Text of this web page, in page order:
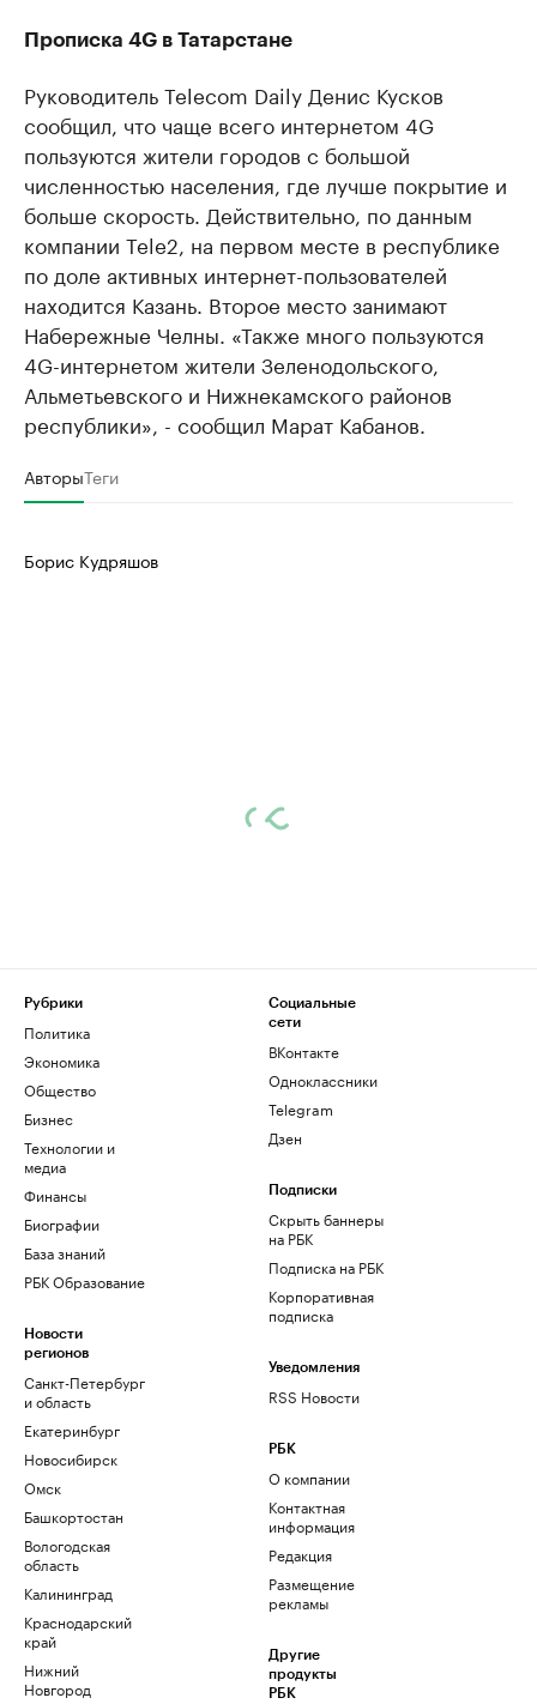
Прописка 4G в Татарстане
Руководитель Telecom Daily Денис Кусков
сообщил, что чаще всего интернетом 4G
пользуются жители городов с большой
численностью населения, где лучше покрытие и
больше скорость. Действительно, по данным
компании Tele2, на первом месте в республике
по доле активных интернет-пользователей
находится Казань. Второе место занимают
Набережные Челны. «Также много пользуются
4G-интернетом жители Зеленодольского,
Альметьевского и Нижнекамского районов
республики», - сообщил Марат Кабанов.
АвторыТеги
Борис Кудряшов
Рубрики
Политика
Экономика
Общество
Бизнес
Технологии и
медиа
Финансы
Биографии
База знаний
РБК Образование
Новости
регионов
Санкт-Петербург
и область
Екатеринбург
Новосибирск
Омск
Башкортостан
Вологодская
область
Калининград
Краснодарский
край
Нижний
Новгород
Социальные
сети
ВКонтакте
Одноклассники
Telegram
Дзен
Подписки
Скрыть баннеры
на РБК
Подписка на РБК
Корпоративная
подписка
Уведомления
RSS Новости
РБК
О компании
Контактная
информация
Редакция
Размещение
рекламы
Другие
продукты
РБК